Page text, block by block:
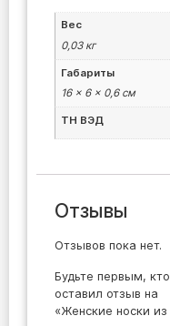
Вес
0,03 кг
Габариты
16 × 6 × 0,6 см
ТН ВЭД
Отзывы
Отзывов пока нет.
Будьте первым, кто
оставил отзыв на
«Женские носки из